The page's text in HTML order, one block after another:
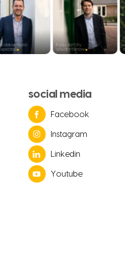
social media
Facebook
Instagram
Linkedin
Youtube